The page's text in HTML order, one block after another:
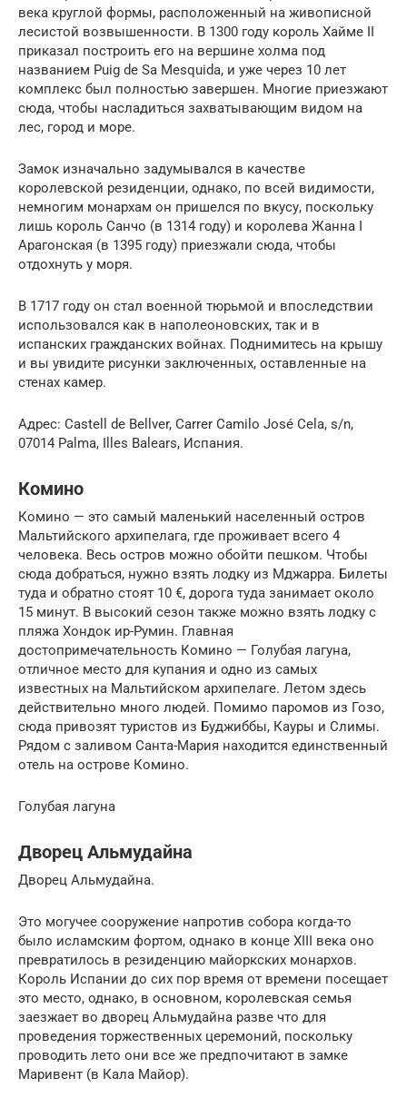
века круглой формы, расположенный на живописной
лесистой возвышенности. В 1300 году король Хайме II
приказал построить его на вершине холма под
названием Puig de Sa Mesquida, и уже через 10 лет
комплекс был полностью завершен. Многие приезжают
сюда, чтобы насладиться захватывающим видом на
лес, город и море.
Замок изначально задумывался в качестве
королевской резиденции, однако, по всей видимости,
немногим монархам он пришелся по вкусу, поскольку
лишь король Санчо (в 1314 году) и королева Жанна I
Арагонская (в 1395 году) приезжали сюда, чтобы
отдохнуть у моря.
В 1717 году он стал военной тюрьмой и впоследствии
использовался как в наполеоновских, так и в
испанских гражданских войнах. Поднимитесь на крышу
и вы увидите рисунки заключенных, оставленные на
стенах камер.
Адрес: Castell de Bellver, Carrer Camilo José Cela, s/n,
07014 Palma, Illes Balears, Испания.
Комино
Комино — это самый маленький населенный остров
Мальтийского архипелага, где проживает всего 4
человека. Весь остров можно обойти пешком. Чтобы
сюда добраться, нужно взять лодку из Мджарра. Билеты
туда и обратно стоят 10 €, дорога туда занимает около
15 минут. В высокий сезон также можно взять лодку с
пляжа Хондок ир-Румин. Главная
достопримечательность Комино — Голубая лагуна,
отличное место для купания и одно из самых
известных на Мальтийском архипелаге. Летом здесь
действительно много людей. Помимо паромов из Гозо,
сюда привозят туристов из Буджиббы, Кауры и Слимы.
Рядом с заливом Санта-Мария находится единственный
отель на острове Комино.
Голубая лагуна
Дворец Альмудайна
Дворец Альмудайна.
Это могучее сооружение напротив собора когда-то
было исламским фортом, однако в конце XIII века оно
превратилось в резиденцию майоркских монархов.
Король Испании до сих пор время от времени посещает
это место, однако, в основном, королевская семья
заезжает во дворец Альмудайна разве что для
проведения торжественных церемоний, поскольку
проводить лето они все же предпочитают в замке
Маривент (в Кала Майор).